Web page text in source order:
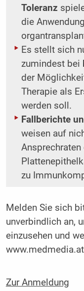
Toleranz
die
Es stellt sich
zumindest bei
der
Therapie als
werden soll.
Fallberichte
weisen auf
zu
Melden Sie sich
unverbindlich an,
einzusehen und
Zur Anmeldung